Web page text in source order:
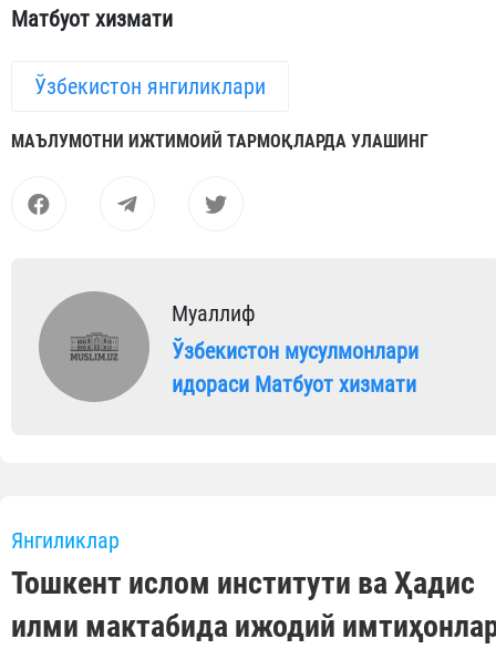
Матбуот хизмати
Ўзбекистон янгиликлари
МАЪЛУМОТНИ ИЖТИМОИЙ ТАРМОҚЛАРДА УЛАШИНГ
Муаллиф
Ўзбекистон мусулмонлари
идораси Матбуот хизмати
Янгиликлар
Тошкент ислом институти ва Ҳадис
илми мактабида ижодий